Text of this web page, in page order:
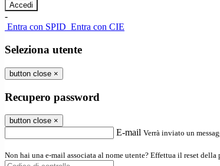
-
Entra con SPID Entra con CIE
Seleziona utente
button close ×
Recupero password
button close ×
E-mail Verrà inviato un
Non hai una e-mail associata al nome utente? Effettua il reset della